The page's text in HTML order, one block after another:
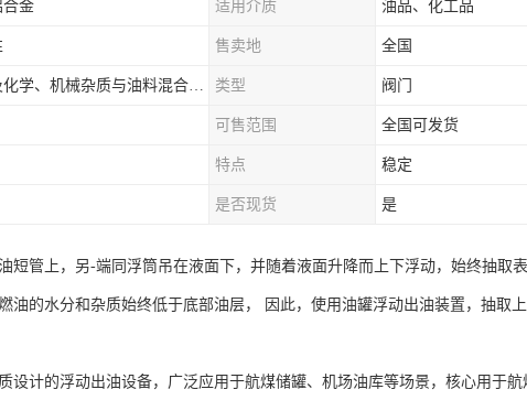
合金 适用介质 油品、化工品
售卖地 全国
来防止罐底污水及化学、机械杂质与油料混合出罐，进而保证油罐向外供油的纯净度。 类型 阀门
可售范围 全国可发货
特点 稳定
是否现货 是
短管上，另-端同浮筒吊在液面下，并随着液面升降而上下浮动，始终抽取
油的水分和杂质始终低于底部油层， 因此，使用油罐浮动出油装置，抽取
设计的浮动出油设备，广泛应用于航煤储罐、机场油库等场景，核心用于航